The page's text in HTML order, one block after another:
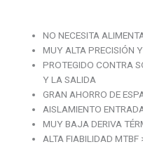
NO NECESITA
MUY ALTA PRECISIÓN
PROTEGIDO CONTRA
Y LA SALIDA
GRAN AHORRO DE
AISLAMIENTO
MUY BAJA DERIVA
ALTA FIABILIDAD